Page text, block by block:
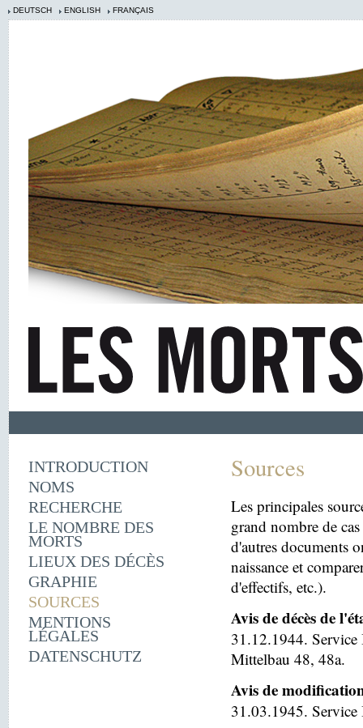
DEUTSCH ENGLISH FRANÇAIS
INTRODUCTION
NOMS
RECHERCHE
LE NOMBRE DES
MORTS
LIEUX DES DÉCÈS
GRAPHIE
SOURCES
MENTIONS
LÉGALES
DATENSCHUTZ
Sources
Les principales
grand nombre de
d'autres documents
naissance et
d'effectifs, etc.).
Avis de décès de
31.12.1944. Service
Mittelbau 48, 48a.
Avis de
31.03.1945. Service